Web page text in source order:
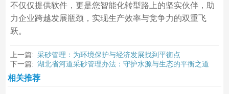
不仅仅提供软件，更是您智能化转型路上的坚实伙伴，助
力企业跨越发展瓶颈，实现生产效率与竞争力的双重飞
跃。
上一篇: 采砂管理：为环境保护与经济发展找到平衡点
下一篇: 湖北省河道采砂管理办法：守护水源与生态的平衡之道
相关推荐